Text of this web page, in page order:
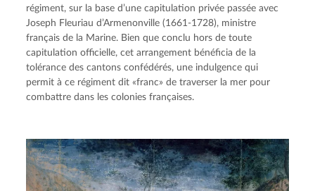
régiment, sur la base d’une capitulation privée passée avec
Joseph Fleuriau d’Armenonville (1661-1728), ministre
français de la Marine. Bien que conclu hors de toute
capitulation officielle, cet arrangement bénéficia de la
tolérance des cantons confédérés, une indulgence qui
permit à ce régiment dit «franc» de traverser la mer pour
combattre dans les colonies françaises.